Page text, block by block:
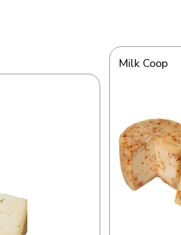
Milk Coop